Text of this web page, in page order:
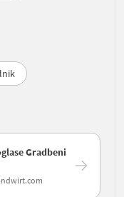
Gradbeni